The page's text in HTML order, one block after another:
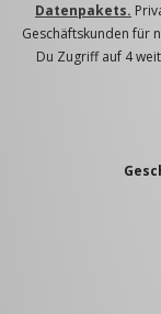
Datenpakets.
Geschäftskunden für
Du Zugriff auf 4